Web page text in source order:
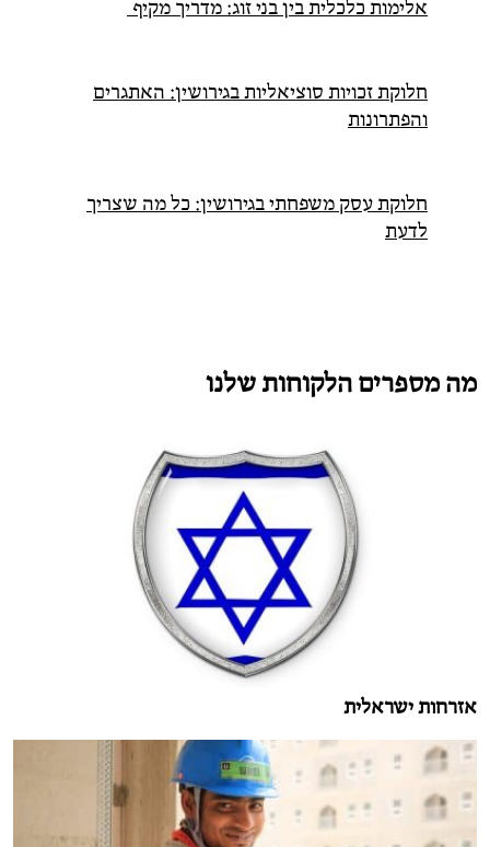
אלימות כלכלית בין בני זוג: מדריך מקיף
חלוקת זכויות סוציאליות בגירושין: האתגרים
והפתרונות
חלוקת עסק משפחתי בגירושין: כל מה שצריך
לדעת
מה מספרים הלקוחות שלנו
אזרחות ישראלית